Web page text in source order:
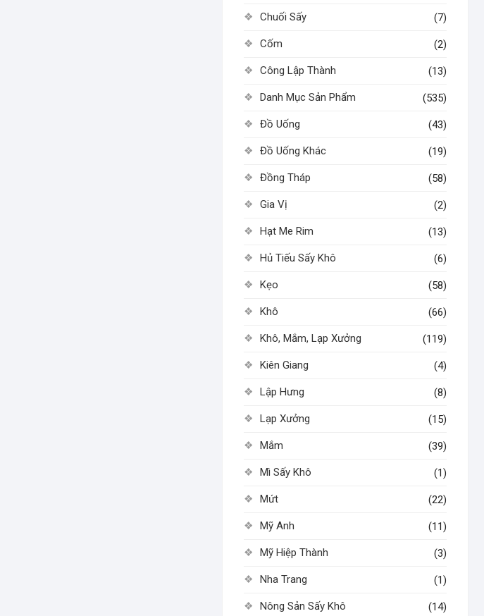
Chuối Sấy (7)
Cốm (2)
Công Lập Thành (13)
Danh Mục Sản Phẩm (535)
Đồ Uống (43)
Đồ Uống Khác (19)
Đồng Tháp (58)
Gia Vị (2)
Hạt Me Rim (13)
Hủ Tiếu Sấy Khô (6)
Kẹo (58)
Khô (66)
Khô, Mắm, Lạp Xưởng (119)
Kiên Giang (4)
Lập Hưng (8)
Lạp Xưởng (15)
Mắm (39)
Mì Sấy Khô (1)
Mứt (22)
Mỹ Anh (11)
Mỹ Hiệp Thành (3)
Nha Trang (1)
Nông Sản Sấy Khô (14)